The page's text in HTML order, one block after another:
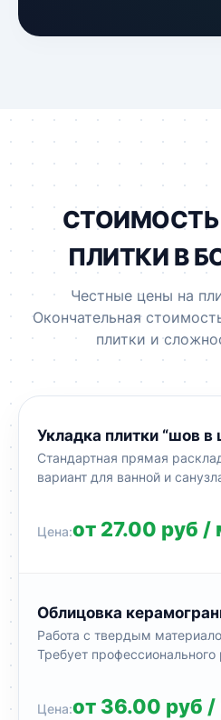
ПЛИТКИ В
Честные цены на
Окончательная
плитки и
Укладка плитки “шов в
Стандартная прямая
вариант для ванной и
от 27.00 руб /
Облицовка
Работа с твердым
Требует профессионального
от 36.00 руб /